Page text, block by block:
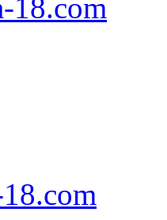
18.com